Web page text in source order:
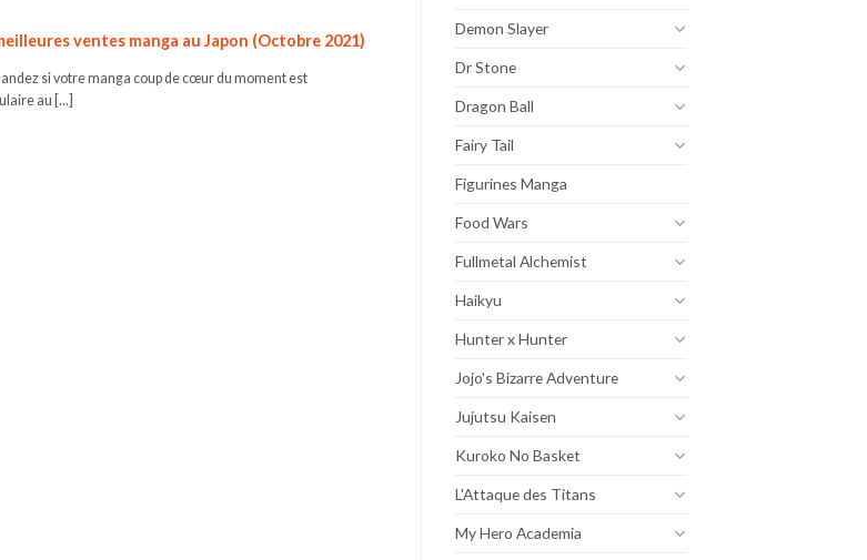
ventes manga au Japon (Octobre 2021)
si votre manga coup de cœur du moment est
au [...]
Demon Slayer
Dr Stone
Dragon Ball
Fairy Tail
Figurines Manga
Food Wars
Fullmetal Alchemist
Haikyu
Hunter x Hunter
Jojo's Bizarre Adventure
Jujutsu Kaisen
Kuroko No Basket
L'Attaque des Titans
My Hero Academia